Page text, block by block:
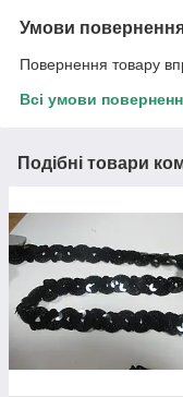
Умови
Повернення товару
Всі умови
Подібні товари